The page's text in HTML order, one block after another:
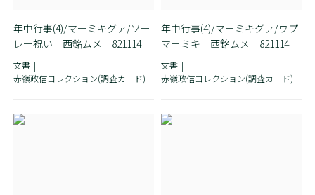
年中行事(4)/マーミキグァ/ソー
レー祝い 西銘ムメ 821114
文書
赤嶺政信コレクション(調査カード)
年中行事(4)/マーミキグァ/ウプ
マーミキ 西銘ムメ 821114
文書
赤嶺政信コレクション(調査カード)